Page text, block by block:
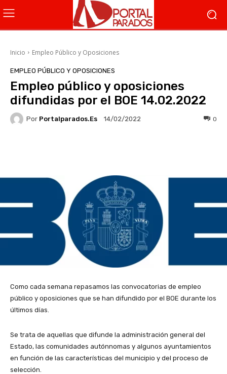
Inicio Empleo Público y Oposiciones
EMPLEO PÚBLICO Y OPOSICIONES
Empleo público y oposiciones
difundidas por el BOE 14.02.2022
Por Portalparados.es 14/02/2022 0
Como cada semana repasamos las convocatorias de empleo
público y oposiciones que se han difundido por el BOE durante los
últimos días.
Se trata de aquellas que difunde la administración general del
Estado, las comunidades autónnomas y algunos ayuntamientos
en función de las características del municipio y del proceso de
selección.